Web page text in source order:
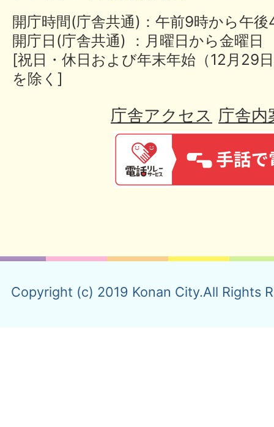
開庁時間(庁舎共通)：午前9時から午
開庁日(庁舎共通) ：月曜日から金曜日
[祝日・休日および年末年始（12月29
を除く]
庁舎アクセス 庁舎内
Copyright (c) 2019 Konan City.All Rights